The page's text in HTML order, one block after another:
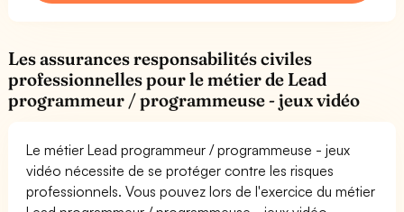
Les assurances responsabilités civiles
professionnelles pour le métier de Lead
programmeur / programmeuse - jeux vidéo
Le métier Lead programmeur / programmeuse - jeux
vidéo nécessite de se protéger contre les risques
professionnels. Vous pouvez lors de l'exercice du métier